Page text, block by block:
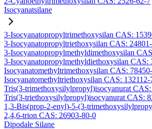
Isocyanatsilane
3-Isocyanatopropyltrimethoxysilan CAS:
3-Isocyanatopropyltriethoxysilan CAS:
3-Isocyanatopropylmethyldimethoxysilan
3-Isocyanatopropylmethyldiethoxysilan CAS:
Isocyanatomethyltrimethoxysilan CAS:
Isocyanatomethyltriethoxysilan CAS: 132112-
Tris(3-trimethoxysilylpropyl)isocyanurat
Tris(3-triethoxysilylpropyl)isocyanurat CAS:
1,3-Bis(prop-2-enyl)-5-(3-
2,4,6-trion CAS: 26903-80-0
Dipodale Silane